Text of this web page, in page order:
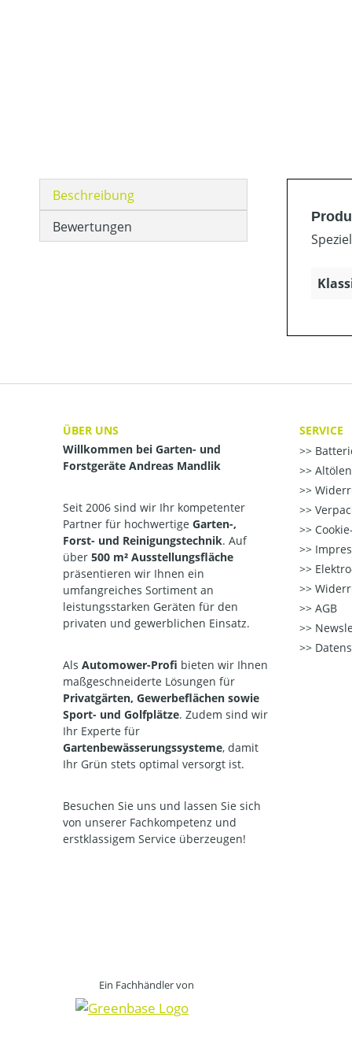
Beschreibung
Bewertungen
ÜBER UNS
Willkommen bei Garten- und
Forstgeräte Andreas Mandlik
Seit 2006 sind wir Ihr kompetenter
Partner für hochwertige Garten-,
Forst- und Reinigungstechnik. Auf
über 500 m² Ausstellungsfläche
präsentieren wir Ihnen ein
umfangreiches Sortiment an
leistungsstarken Geräten für den
privaten und gewerblichen Einsatz.
Als Automower-Profi bieten wir Ihnen
maßgeschneiderte Lösungen für
Privatgärten, Gewerbeflächen sowie
Sport- und Golfplätze. Zudem sind wir
Ihr Experte für
Gartenbewässerungssysteme, damit
Ihr Grün stets optimal versorgt ist.
Besuchen Sie uns und lassen Sie sich
von unserer Fachkompetenz und
erstklassigem Service überzeugen!
SERVICE
AGB
Ein Fachhändler von